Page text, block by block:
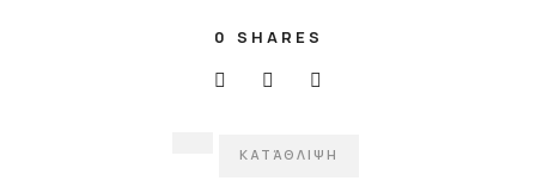
0 SHARES
ΚΑΤΆΘΛΙΨΗ